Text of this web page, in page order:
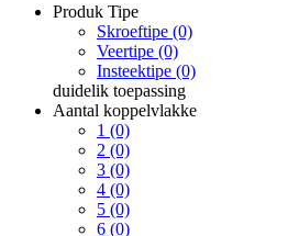
Produk Tipe
Skroeftipe (0)
Veertipe (0)
Insteektipe (0)
duidelik toepassing
Aantal koppelvlakke
1 (0)
2 (0)
3 (0)
4 (0)
5 (0)
6 (0)